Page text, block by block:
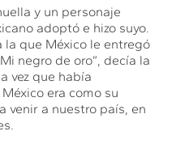
y un personaje
adoptó e hizo suyo.
la que México le entregó
negro de oro”, decía la
vez que había
era como su
venir a nuestro país, en